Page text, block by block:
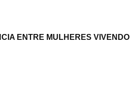
ENTRE MULHERES VIVENDO